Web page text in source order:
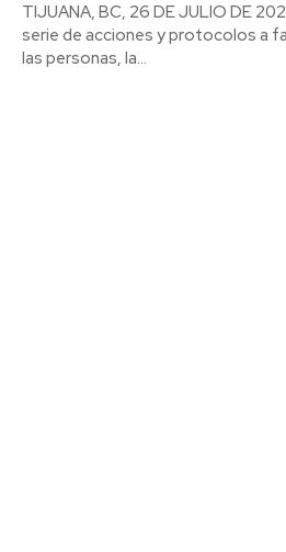
TIJUANA, BC, 26 DE JULIO DE
serie de acciones y protocolos a
las personas, la...